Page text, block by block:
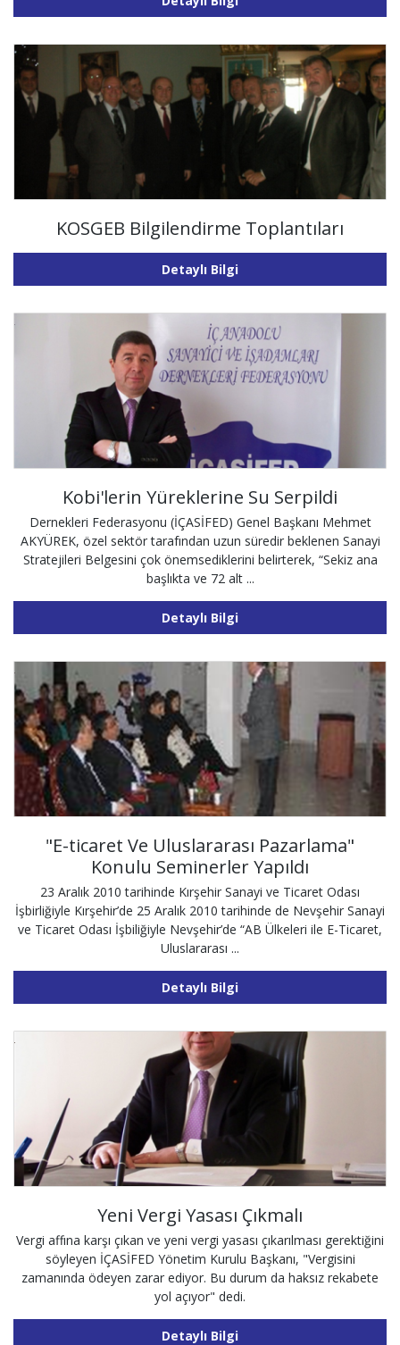
KOSGEB Bilgilendirme Toplantıları
Detaylı Bilgi
Kobi'lerin Yüreklerine Su Serpildi
Dernekleri Federasyonu (İÇASİFED) Genel Başkanı Mehmet
AKYÜREK, özel sektör tarafından uzun süredir beklenen Sanayi
Stratejileri Belgesini çok önemsediklerini belirterek, “Sekiz ana
başlıkta ve 72 alt ...
Detaylı Bilgi
"E-ticaret Ve Uluslararası Pazarlama"
Konulu Seminerler Yapıldı
23 Aralık 2010 tarihinde Kırşehir Sanayi ve Ticaret Odası
İşbirliğiyle Kırşehir’de 25 Aralık 2010 tarihinde de Nevşehir Sanayi
ve Ticaret Odası İşbiliğiyle Nevşehir’de “AB Ülkeleri ile E-Ticaret,
Uluslararası ...
Detaylı Bilgi
Yeni Vergi Yasası Çıkmalı
Vergi affına karşı çıkan ve yeni vergi yasası çıkarılması gerektiğini
söyleyen İÇASİFED Yönetim Kurulu Başkanı, "Vergisini
zamanında ödeyen zarar ediyor. Bu durum da haksız rekabete
yol açıyor" dedi.
Detaylı Bilgi